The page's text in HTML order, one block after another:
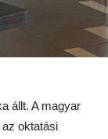
állt. A magyar
oktatási